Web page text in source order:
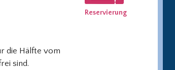
die Hälfte vom
sind.
Reservierung